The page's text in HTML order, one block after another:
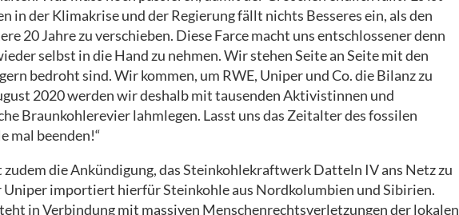
in der Klimakrise und der Regierung fällt nichts Besseres ein, als den
20 Jahre zu verschieben. Diese Farce macht uns entschlossener denn
selbst in die Hand zu nehmen. Wir stehen Seite an Seite mit den
bedroht sind. Wir kommen, um RWE, Uniper und Co. die Bilanz zu
2020 werden wir deshalb mit tausenden Aktivistinnen und
Braunkohlerevier lahmlegen. Lasst uns das Zeitalter des fossilen
mal beenden!“
die Ankündigung, das Steinkohlekraftwerk Datteln IV ans Netz zu
Uniper importiert hierfür Steinkohle aus Nordkolumbien und Sibirien.
in Verbindung mit massiven Menschenrechtsverletzungen der lokalen